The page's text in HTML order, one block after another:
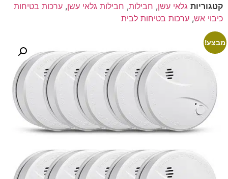
קטגוריות גלאי עשן, חבילות, חבילות גלאי עשן, ערכות בטיחות
כיבוי אש, ערכות בטיחות לבית
מבצע!